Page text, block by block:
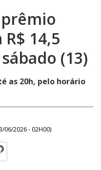
14,5
(13)
as 20h, pelo horário
06/2026 - 02H00)